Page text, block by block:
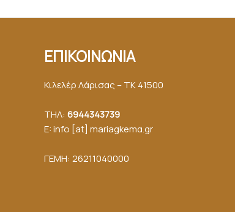
ΕΠΙΚΟΙΝΩΝΙΑ
Κιλελέρ Λάρισας – ΤΚ 41500
ΤΗΛ: 6944343739
E: info [at] mariagkemα.gr
ΓΕΜΗ: 26211040000